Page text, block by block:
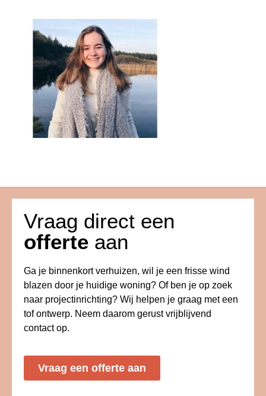
Vraag direct een
offerte aan
Ga je binnenkort verhuizen, wil je een frisse wind
blazen door je huidige woning? Of ben je op zoek
naar projectinrichting? Wij helpen je graag met een
tof ontwerp. Neem daarom gerust vrijblijvend
contact op.
Vraag een offerte aan